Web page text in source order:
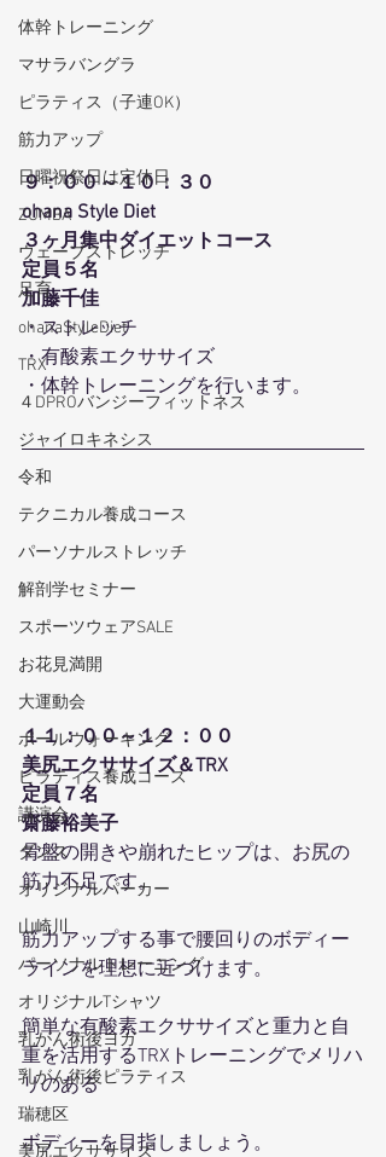
体幹トレーニング
マサラバングラ
ピラティス（子連OK）
筋力アップ
日曜祝祭日は定休日
ZUMBA
ウェーブストレッチ
足育
ohanaStyleDiet
TRX
４DPROバンジーフィットネス
ジャイロキネシス
令和
テクニカル養成コース
パーソナルストレッチ
解剖学セミナー
スポーツウェアSALE
お花見満開
大運動会
ポールウォーキング
ピラティス養成コース
講演会
ダンス
オリジナルパーカー
山崎川
パーソナルトレーニング
オリジナルTシャツ
乳がん術後ヨガ
乳がん術後ピラティス
瑞穂区
美尻エクササイズ
９：００～１０：３０
ohana Style Diet
３ヶ月集中ダイエットコース
定員５名
加藤千佳
・ストレッチ
・有酸素エクササイズ
・体幹トレーニングを行います。
１１：００～１２：００
美尻エクササイズ＆TRX
定員７名
齋藤裕美子
骨盤の開きや崩れたヒップは、お尻の
筋力不足です。
筋力アップする事で腰回りのボディー
ラインを理想に近づけます。
簡単な有酸素エクササイズと重力と自
重を活用するTRXトレーニングでメリハ
リのある
ボディーを目指しましょう。